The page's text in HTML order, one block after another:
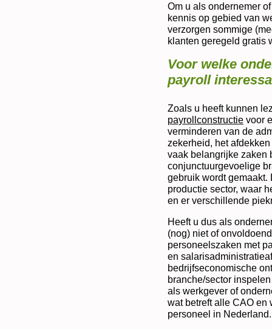
Om u als ondernemer
kennis op gebied van
verzorgen sommige
klanten geregeld gratis
Voor welke
payroll
Zoals u heeft kunnen
payrollconstructie voor
verminderen van de
zekerheid, het
vaak belangrijke zaken
conjunctuurgevoelige
gebruik wordt
productie sector, waar
en er verschillende
Heeft u dus als
(nog) niet of
personeelszaken met
en
bedrijfseconomische
branche/sector
als werkgever of
wat betreft alle CAO en
personeel in Nederland.